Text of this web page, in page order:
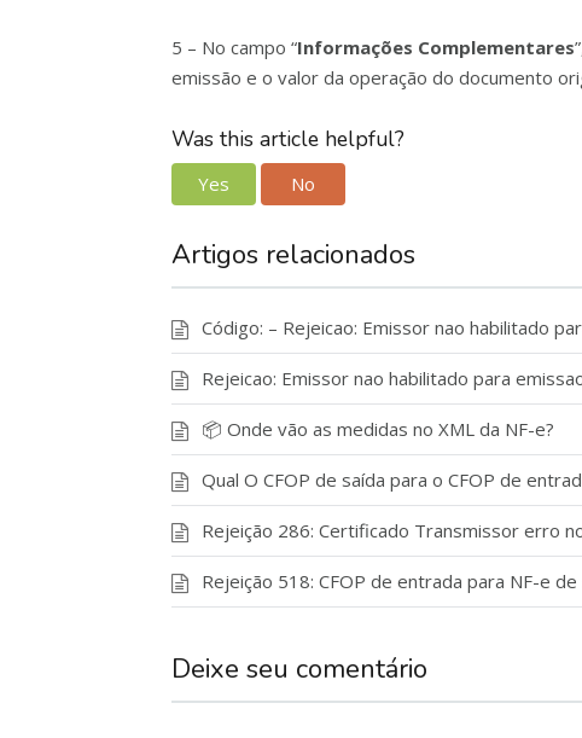
5 – No campo “Informações Complementares
emissão e o valor da operação do documento
Was this article helpful?
Yes No
Artigos relacionados
Código: – Rejeicao: Emissor nao habilitado
Rejeicao: Emissor nao habilitado para
📦 Onde vão as medidas no XML da NF-e?
Qual O CFOP de saída para o CFOP de
Rejeição 286: Certificado Transmissor erro
Rejeição 518: CFOP de entrada para NF-e de
Deixe seu comentário